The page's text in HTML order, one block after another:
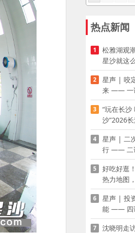
热点新闻
1
松雅湖观
星沙就这
2
星声 | 咬
来 —— 一
沙县第十
3
“玩在长沙
沙”2026
华启幕
4
星声 | 二
行 —— 二
沙县第十
5
好吃好逛
热力地图
喝玩乐”模
6
星声 | 投
能 —— 四
沙县第十
7
沈晓明走